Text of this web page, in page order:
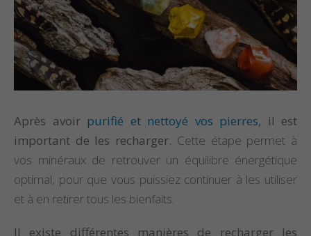
Après avoir purifié et nettoyé vos pierres, il est
important de les recharger. Cette étape permet à
vos minéraux de retrouver un équilibre énergétique
optimal, pour que vous puissiez continuer à les utiliser
et à en retirer tous les bienfaits.
Il existe différentes manières de recharger les